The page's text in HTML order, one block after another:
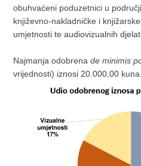
obuhvaćeni poduzetnici u
književno-nakladničke i
umjetnosti te audiovizualnih
Najmanja odobrenade minimis
vrijednosti) iznosi 20.000,00